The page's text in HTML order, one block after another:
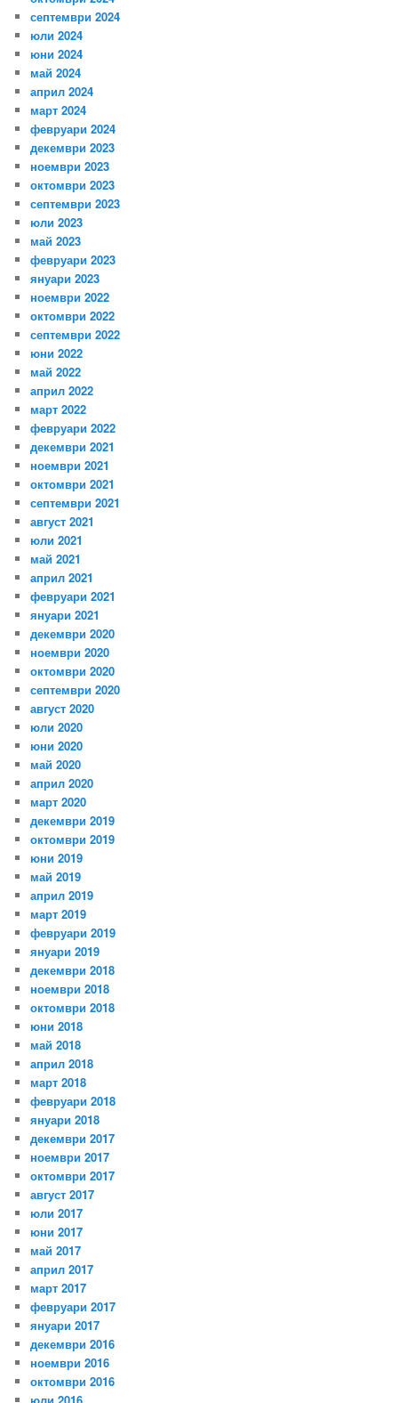
септември 2024
юли 2024
юни 2024
май 2024
април 2024
март 2024
февруари 2024
декември 2023
ноември 2023
октомври 2023
септември 2023
юли 2023
май 2023
февруари 2023
януари 2023
ноември 2022
октомври 2022
септември 2022
юни 2022
май 2022
април 2022
март 2022
февруари 2022
декември 2021
ноември 2021
октомври 2021
септември 2021
август 2021
юли 2021
май 2021
април 2021
февруари 2021
януари 2021
декември 2020
ноември 2020
октомври 2020
септември 2020
август 2020
юли 2020
юни 2020
май 2020
април 2020
март 2020
декември 2019
октомври 2019
юни 2019
май 2019
април 2019
март 2019
февруари 2019
януари 2019
декември 2018
ноември 2018
октомври 2018
юни 2018
май 2018
април 2018
март 2018
февруари 2018
януари 2018
декември 2017
ноември 2017
октомври 2017
август 2017
юли 2017
юни 2017
май 2017
април 2017
март 2017
февруари 2017
януари 2017
декември 2016
ноември 2016
октомври 2016